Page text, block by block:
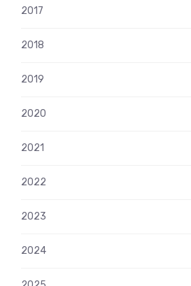
2017
2018
2019
2020
2021
2022
2023
2024